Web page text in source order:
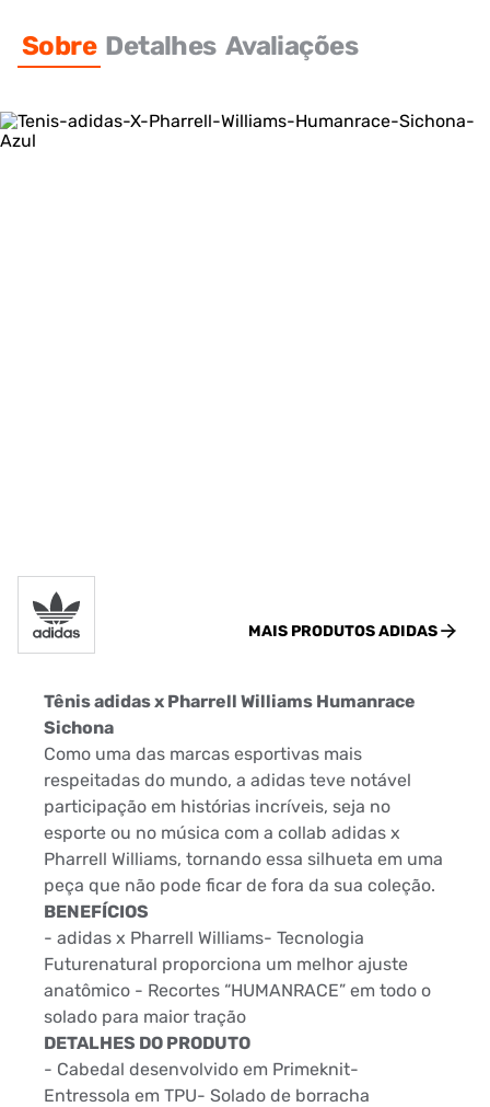
Sobre Detalhes Avaliações
MAIS PRODUTOSADIDAS
Tênis adidas x Pharrell Williams Humanrace
Sichona
Como uma das marcas esportivas mais
respeitadas do mundo, a adidas teve notável
participação em histórias incríveis, seja no
esporte ou no música com a collab adidas x
Pharrell Williams, tornando essa silhueta em uma
peça que não pode ficar de fora da sua coleção.
BENEFÍCIOS
- adidas x Pharrell Williams- Tecnologia
Futurenatural proporciona um melhor ajuste
anatômico - Recortes “HUMANRACE” em todo o
solado para maior tração
DETALHES DO PRODUTO
- Cabedal desenvolvido em Primeknit-
Entressola em TPU- Solado de borracha